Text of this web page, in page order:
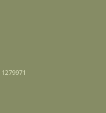
1279971